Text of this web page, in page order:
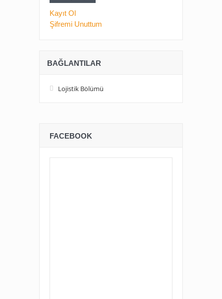
Kayıt Ol
Şifremi Unuttum
BAĞLANTILAR
Lojistik Bölümü
FACEBOOK